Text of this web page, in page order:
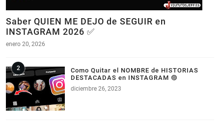
Saber QUIEN ME DEJO de SEGUIR en
INSTAGRAM 2026 ✅
enero 20, 2026
Como Quitar el NOMBRE de HISTORIAS
DESTACADAS en INSTAGRAM 🟣
diciembre 26, 2023